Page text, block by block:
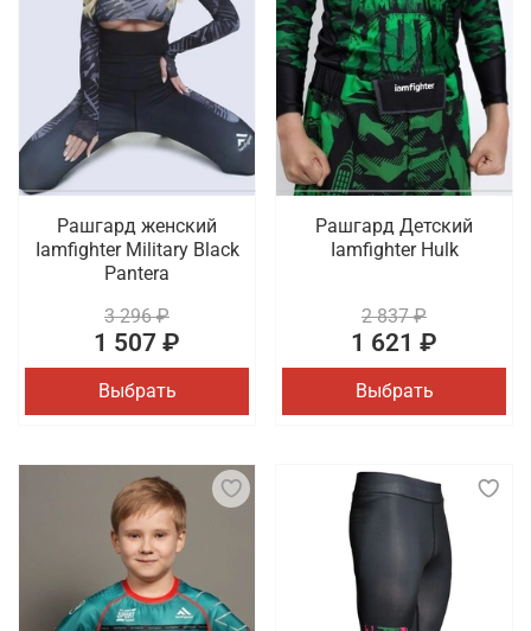
Рашгард женский
Iamfighter Military Black
Pantera
3 296 ₽
1 507 ₽
Выбрать
Рашгард Детский
Iamfighter Hulk
2 837 ₽
1 621 ₽
Выбрать